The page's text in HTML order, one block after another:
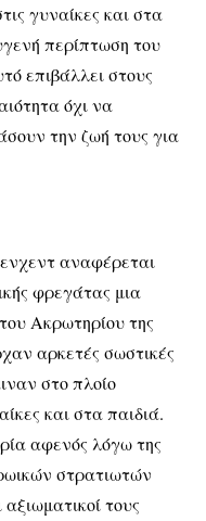
γυναίκες και στα
περίπτωση του
επιβάλλει στους
όχι να
την ζωή τους για
αναφέρεται
φρεγάτας μια
Ακρωτηρίου της
αρκετές σωστικές
στο πλοίο
και στα παιδιά.
αφενός λόγω της
στρατιωτών
τους